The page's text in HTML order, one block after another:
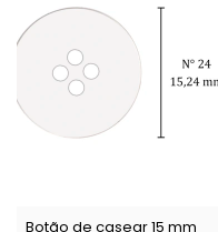
Botão de casear 15 mm